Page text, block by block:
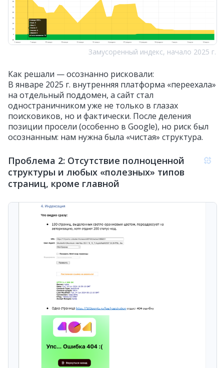
Замусоренный индекс, начало 2025 г.
Как решали — осознанно рисковали:
В январе 2025 г. внутренняя платформа «переехала»
на отдельный поддомен, а сайт стал
одностраничником уже не только в глазах
поисковиков, но и фактически. После деления
позиции просели (особенно в Google), но риск был
осознанным: нам нужна была «чистая» структура.
Проблема 2: Отсутствие полноценной
структуры и любых «полезных» типов
страниц, кроме главной